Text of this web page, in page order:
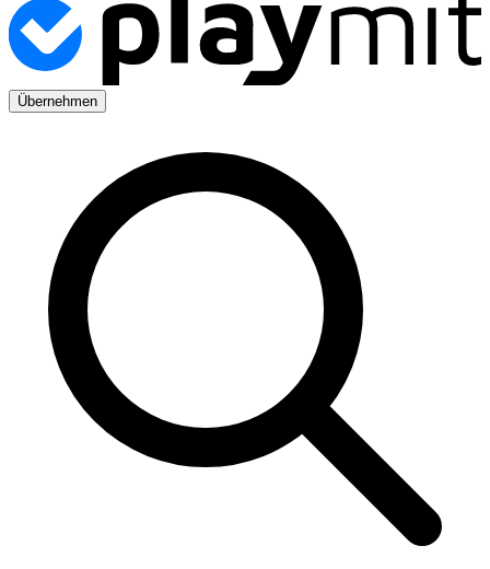
Übernehmen